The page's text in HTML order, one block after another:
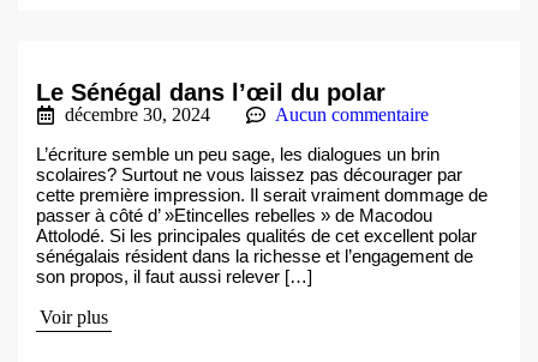
Le Sénégal dans l’œil du polar
décembre 30, 2024
Aucun commentaire
L’écriture semble un peu sage, les dialogues un brin
scolaires? Surtout ne vous laissez pas décourager par
cette première impression. Il serait vraiment dommage de
passer à côté d’ »Etincelles rebelles » de Macodou
Attolodé. Si les principales qualités de cet excellent polar
sénégalais résident dans la richesse et l’engagement de
son propos, il faut aussi relever […]
Voir plus